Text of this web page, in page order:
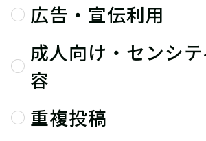
広告・宣伝利用
成人向け・センシ
容
重複投稿